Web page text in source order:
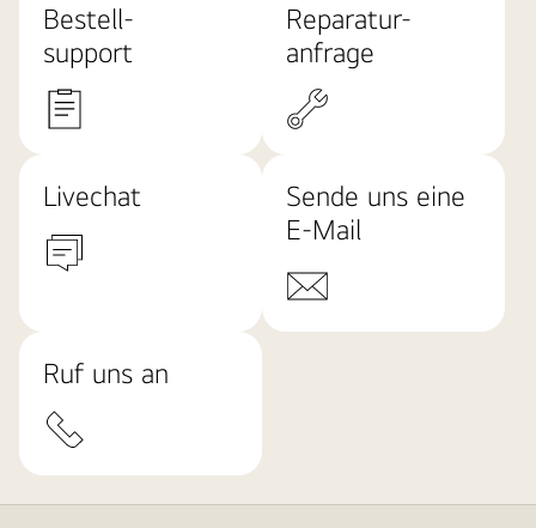
Bestell-
support
Reparatur-
anfrage
Livechat
Sende uns eine
E-Mail
Ruf uns an